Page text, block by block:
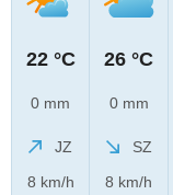
22 °C
0 mm
JZ
8 km/h
26 °C
0 mm
SZ
8 km/h